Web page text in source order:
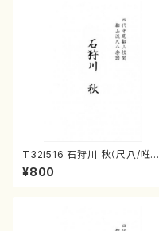
T32i516 石狩川 秋（尺八/唯是
震一/楽譜）都山no:2225
¥800